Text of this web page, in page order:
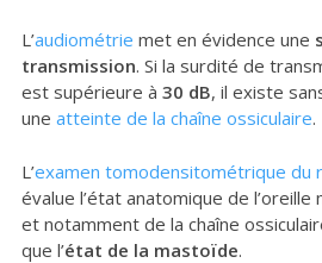
L’audiométrie met en évidence une
transmission. Si la surdité de
est supérieure à 30 dB, il existe
une atteinte de la chaîne ossiculaire.
L’examen tomodensitométrique du
évalue l’état anatomique de l’oreille
et notamment de la chaîne
que l’état de la mastoïde.